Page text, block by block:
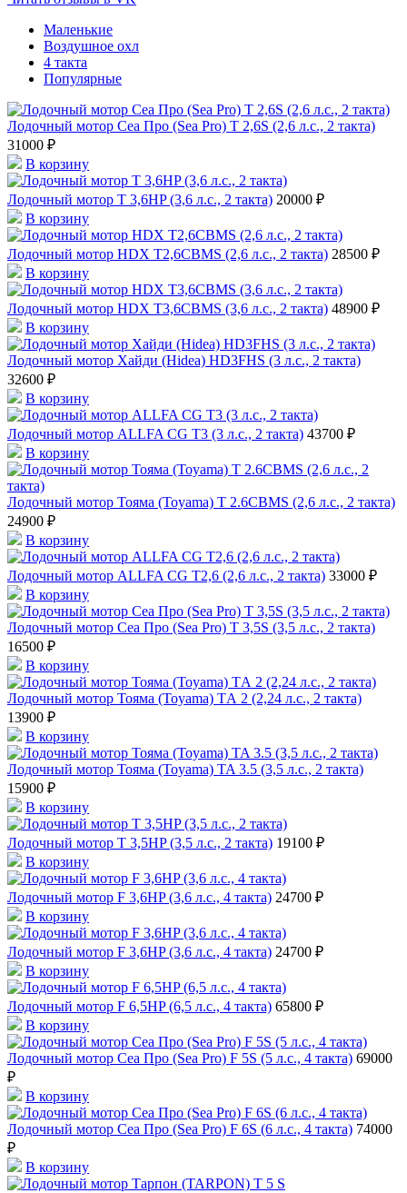
Маленькие
Воздушное охл
4 такта
Популярные
Лодочный мотор Сеа Про (Sea Pro) Т 2,6S (2,6 л.с., 2 такта)
31000 ₽
В корзину
Лодочный мотор T 3,6HP (3,6 л.с., 2 такта) 20000 ₽
В корзину
Лодочный мотор HDX T2,6CBMS (2,6 л.с., 2 такта) 28500 ₽
В корзину
Лодочный мотор HDX T3,6СBMS (3,6 л.с., 2 такта) 48900 ₽
В корзину
Лодочный мотор Хайди (Hidea) HD3FHS (3 л.с., 2 такта)
32600 ₽
В корзину
Лодочный мотор ALLFA CG T3 (3 л.с., 2 такта) 43700 ₽
В корзину
Лодочный мотор Тояма (Toyama) T 2.6CBMS (2,6 л.с., 2 такта)
24900 ₽
В корзину
Лодочный мотор ALLFA CG T2,6 (2,6 л.с., 2 такта) 33000 ₽
В корзину
Лодочный мотор Сеа Про (Sea Pro) Т 3,5S (3,5 л.с., 2 такта)
16500 ₽
В корзину
Лодочный мотор Тояма (Toyama) TА 2 (2,24 л.с., 2 такта)
13900 ₽
В корзину
Лодочный мотор Тояма (Toyama) TA 3.5 (3,5 л.с., 2 такта)
15900 ₽
В корзину
Лодочный мотор T 3,5HP (3,5 л.с., 2 такта) 19100 ₽
В корзину
Лодочный мотор F 3,6HP (3,6 л.с., 4 такта) 24700 ₽
В корзину
Лодочный мотор F 3,6HP (3,6 л.с., 4 такта) 24700 ₽
В корзину
Лодочный мотор F 6,5HP (6,5 л.с., 4 такта) 65800 ₽
В корзину
Лодочный мотор Сеа Про (Sea Pro) F 5S (5 л.с., 4 такта) 69000
₽
В корзину
Лодочный мотор Сеа Про (Sea Pro) F 6S (6 л.с., 4 такта) 74000
₽
В корзину